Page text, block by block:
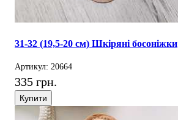
31-32 (19,5-20 см) Шкіряні босоніжки
Артикул: 20664
335 грн.
Купити